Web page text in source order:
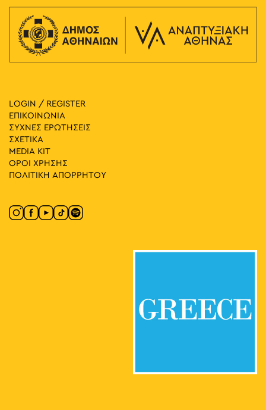
LOGIN / REGISTER
ΕΠΙΚΟΙΝΩΝΙΑ
ΣΥΧΝΕΣ ΕΡΩΤΗΣΕΙΣ
ΣΧΕΤΙΚΑ
MEDIA ΚIT
ΟΡΟΙ ΧΡΗΣΗΣ
ΠΟΛΙΤΙΚΗ ΑΠΟΡΡΗΤΟΥ